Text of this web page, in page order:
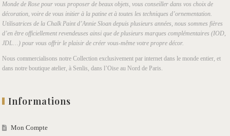
Monde de Rose pour vous proposer de beaux objets, vous conseiller dans vos choix de
décoration, voire de vous initier à la patine et à toutes les techniques d’ornementation.
Utilisatrices de la Chalk Paint d’Annie Sloan depuis plusieurs années, nous sommes fières
d’en être officiellement revendeuses ainsi que de plusieurs marques complémentaires (IOD,
JDL…) pour vous offrir le plaisir de créer vous-même votre propre décor.
Nous commercialisons notre Collection exclusivement par internet dans le monde entier, et
dans notre boutique atelier, à Senlis, dans l’Oise au Nord de Paris.
Informations
Mon Compte